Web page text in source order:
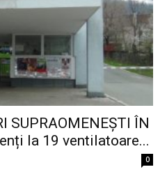
SUPRAOMENEȘTI ÎN
la 19 ventilatoare...
0